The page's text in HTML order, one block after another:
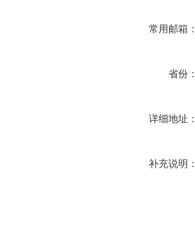
常用邮箱
省份
详细地址
补充说明